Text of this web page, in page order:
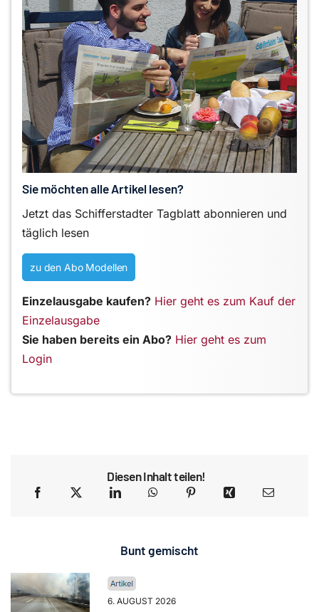
Sie möchten alle Artikel lesen?
Jetzt das Schifferstadter Tagblatt abonnieren und
täglich lesen
zu den Abo Modellen
Einzelausgabe kaufen? Hier geht es zum Kauf der
Einzelausgabe
Sie haben bereits ein Abo? Hier geht es zum
Login
Diesen Inhalt teilen!
Bunt gemischt
6. AUGUST 2026